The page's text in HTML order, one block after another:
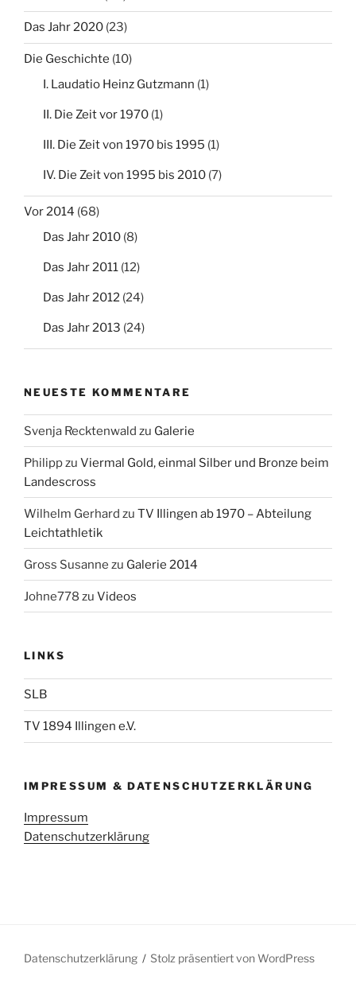
Das Jahr 2020 (23)
Die Geschichte (10)
I. Laudatio Heinz Gutzmann (1)
II. Die Zeit vor 1970 (1)
III. Die Zeit von 1970 bis 1995 (1)
IV. Die Zeit von 1995 bis 2010 (7)
Vor 2014 (68)
Das Jahr 2010 (8)
Das Jahr 2011 (12)
Das Jahr 2012 (24)
Das Jahr 2013 (24)
NEUESTE KOMMENTARE
Svenja Recktenwald zu Galerie
Philippzu Viermal Gold, einmal Silber und Bronze beim
Landescross
Wilhelm Gerhard zu TV Illingen ab 1970 – Abteilung
Leichtathletik
Gross Susanne zu Galerie 2014
Johne778 zu Videos
LINKS
SLB
TV 1894 Illingen e.V.
IMPRESSUM & DATENSCHUTZERKLÄRUNG
Impressum
Datenschutzerklärung
Datenschutzerklärung Stolz präsentiert von WordPress